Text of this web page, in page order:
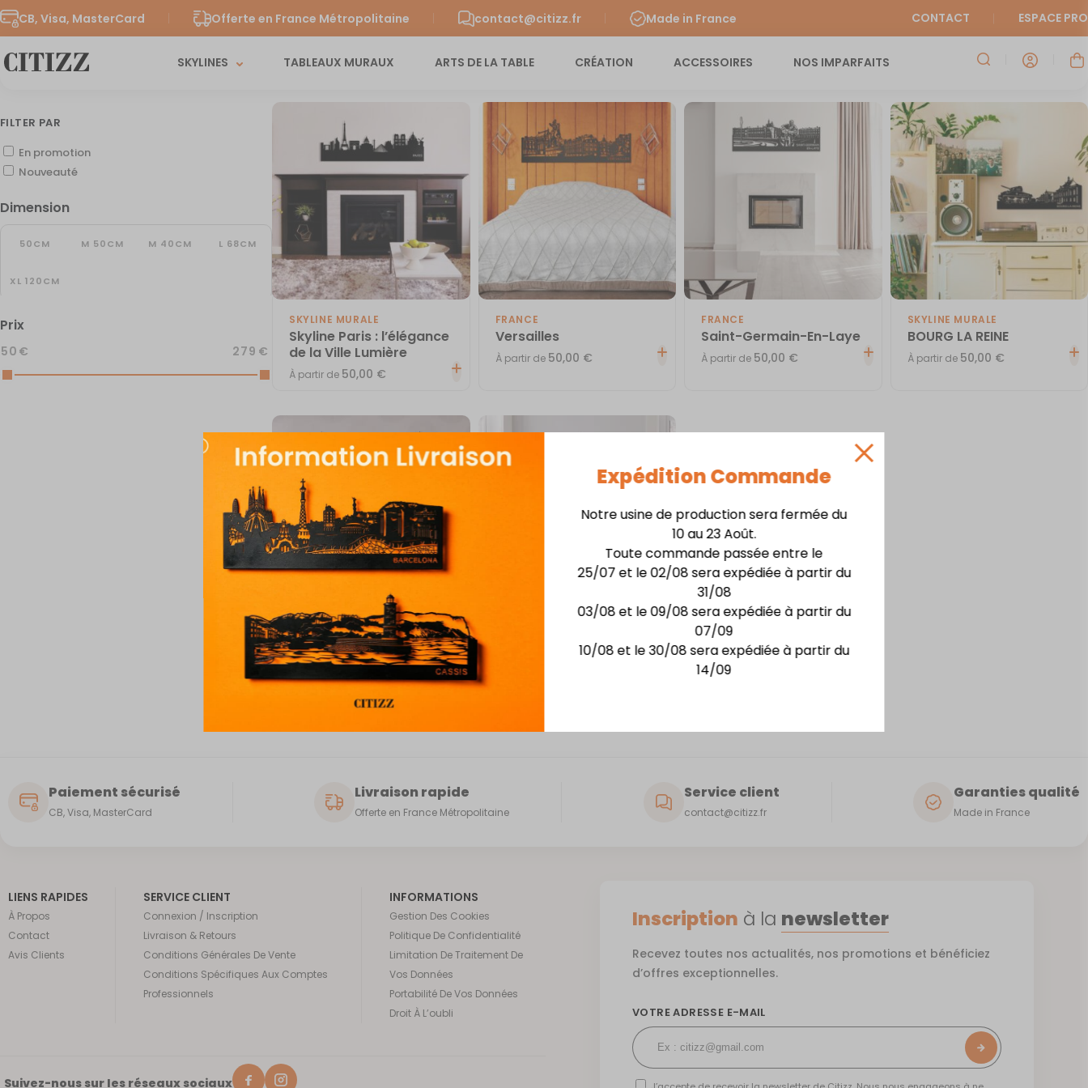
CB, Visa, MasterCard Offerte en France Métropolitaine contact@citizz.fr Made in France CONTACT ESPACE PRO
SKYLINES TABLEAUX MURAUX ARTS DE LA TABLE CRÉATION ACCESSOIRES NOS IMPARFAITS
Expédition Commande
Notre usine de production sera fermée du
10 au 23 Août.
Toute commande passée entre le
25/07 et le 02/08 sera expédiée à partir du
31/08
03/08 et le 09/08 sera expédiée à partir du
07/09
10/08 et le 30/08 sera expédiée à partir du
14/09
SKYLINE MURALE
Skyline Paris : l’élégance
de la Ville Lumière
À partir de 50,00 €
FRANCE
Versailles
À partir de 50,00 €
FRANCE
Saint-Germain-En-Laye
À partir de 50,00 €
SKYLINE MURALE
BOURG LA REINE
À partir de 50,00 €
SKYLINE MURALE
PARIS SEINE Notre-Dame de Paris
FILTER PAR
En promotion
Nouveauté
Dimension
50CM M 50CM M 40CM L 68CM
XL 120CM
Prix
€ €
Paiement sécurisé
CB, Visa, MasterCard
Livraison rapide
Offerte en France Métropolitaine
Service client
contact@citizz.fr
Garanties qualité
Made in France
LIENS RAPIDES
À Propos
Contact
Avis Clients
SERVICE CLIENT
Connexion / Inscription
Livraison & Retours
Conditions Générales De Vente
Conditions Spécifiques Aux Comptes
Professionnels
INFORMATIONS
Gestion Des Cookies
Politique De Confidentialité
Limitation De Traitement De
Vos Données
Portabilité De Vos Données
Droit À L’oubli
Suivez-nous sur les réseaux sociaux
Inscription à la newsletter
Recevez toutes nos actualités, nos promotions et bénéficiez
d’offres exceptionnelles.
VOTRE ADRESSE E-MAIL